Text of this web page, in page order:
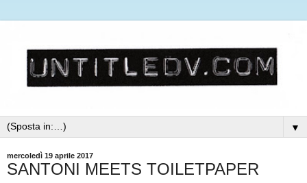
▼
mercoledì 19 aprile 2017
SANTONI MEETS TOILETPAPER